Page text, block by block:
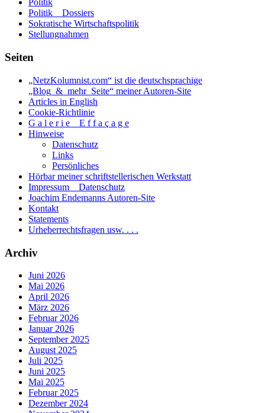
Politik
Politik _ Dossiers
Sokratische Wirtschaftspolitik
Stellungnahmen
Seiten
„NetzKolumnist.com“ ist die deutschsprachige
„Blog_&_mehr_Seite“ meiner Autoren-Site
Articles in English
Cookie-Richtlinie
G a l e r i e _ E f f a ç a g e
Hinweise
Datenschutz
Links
Persönliches
Hörbar meiner schriftstellerischen Werkstatt
Impressum _ Datenschutz
Joachim Endemanns Autoren-Site
Kontakt
Statements
Urheberrechtsfragen usw. . . .
Archiv
Juni 2026
Mai 2026
April 2026
März 2026
Februar 2026
Januar 2026
September 2025
August 2025
Juli 2025
Juni 2025
Mai 2025
Februar 2025
Dezember 2024